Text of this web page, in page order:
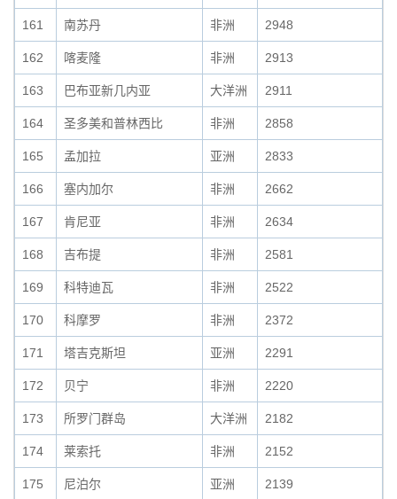
161 南苏丹 非洲 2948
162 喀麦隆 非洲 2913
163 巴布亚新几内亚 大洋洲 2911
164 圣多美和普林西比 非洲 2858
165 孟加拉 亚洲 2833
166 塞内加尔 非洲 2662
167 肯尼亚 非洲 2634
168 吉布提 非洲 2581
169 科特迪瓦 非洲 2522
170 科摩罗 非洲 2372
171 塔吉克斯坦 亚洲 2291
172 贝宁 非洲 2220
173 所罗门群岛 大洋洲 2182
174 莱索托 非洲 2152
175 尼泊尔 亚洲 2139